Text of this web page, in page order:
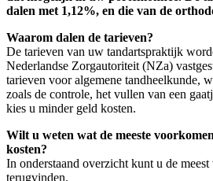
dalen met 1,12%, en die van de
Waarom dalen de tarieven?
De tarieven van uw tandartspraktijk
Nederlandse Zorgautoriteit (NZa)
tarieven voor algemene tandheelkunde,
zoals de controle, het vullen van een
kies u minder geld kosten.
Wilt u weten wat de meeste
kosten?
In onderstaand overzicht kunt u de
terugvinden.